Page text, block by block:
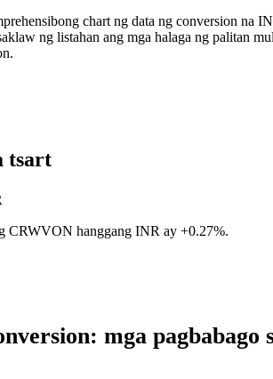
chart ng data ng conversion
ng listahan ang mga halaga ng palitan
tsart
CRWVON hanggang INR ay +0.27%.
mga pagbabago